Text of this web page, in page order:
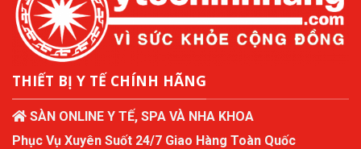
THIẾT BỊ Y TẾ CHÍNH HÃNG
SÀN ONLINE Y TẾ, SPA VÀ NHA KHOA
Phục Vụ Xuyên Suốt 24/7 Giao Hàng Toàn Quốc